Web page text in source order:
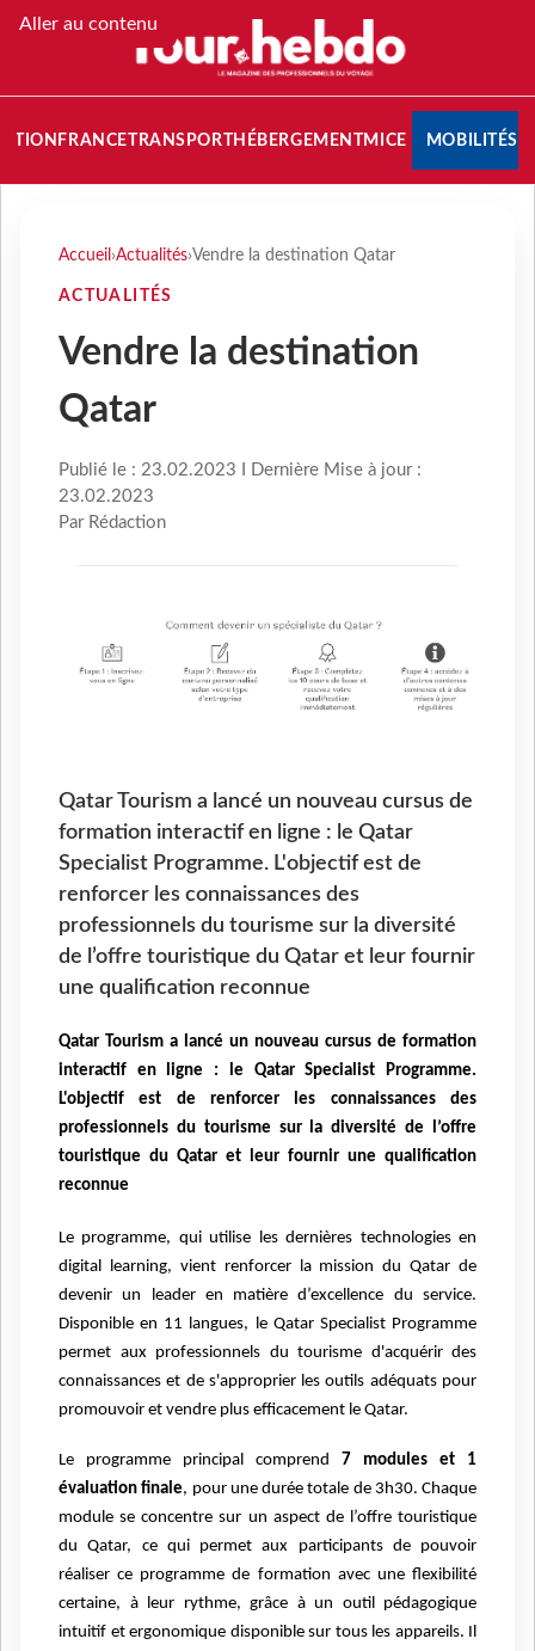
Aller au contenu
FRANCETRANSPORT HÉBERGEMENTMICE MOBILITÉS
Accueil ›Actualités›Vendre la destination Qatar
ACTUALITÉS
Vendre la destination
Qatar
Publié le : 23.02.2023 I Dernière Mise à jour :
23.02.2023
Par Rédaction
Qatar Tourism a lancé un nouveau cursus de
formation interactif en ligne : le Qatar
Specialist Programme. L'objectif est de
renforcer les connaissances des
professionnels du tourisme sur la diversité
de l’offre touristique du Qatar et leur fournir
une qualification reconnue
Qatar Tourism a lancé un nouveau cursus de formation
interactif en ligne : le Qatar Specialist Programme.
L'objectif est de renforcer les connaissances des
professionnels du tourisme sur la diversité de l’offre
touristique du Qatar et leur fournir une qualification
reconnue
Le programme, qui utilise les dernières technologies en
digital learning, vient renforcer la mission du Qatar de
devenir un leader en matière d’excellence du service.
Disponible en 11 langues, le Qatar Specialist Programme
permet aux professionnels du tourisme d'acquérir des
connaissances et de s'approprier les outils adéquats pour
promouvoir et vendre plus efficacement le Qatar.
Le programme principal comprend 7 modules et 1
évaluation finale, pour une durée totale de 3h30. Chaque
module se concentre sur un aspect de l’offre touristique
du Qatar, ce qui permet aux participants de pouvoir
réaliser ce programme de formation avec une flexibilité
certaine, à leur rythme, grâce à un outil pédagogique
intuitif et ergonomique disponible sur tous les appareils. Il